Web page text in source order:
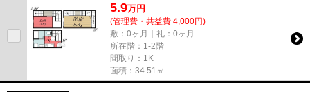
5.9万円
(管理費・共益費 4,000円)
敷：0ヶ月｜礼：0ヶ月
所在階：1-2階
間取り：1K
面積：34.51㎡